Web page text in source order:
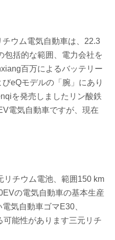
ウム電気自動車は、22.3
包括的な範囲、電力会社を
百万によるバッテリー
eQモデルの「腕」にあり
を発売しましたリン酸鉄
電気自動車ですが、現在
リチウム電池、範囲150 km
の電気自動車の基本生産
気自動車ゴマE30、
能性があります三元リチ